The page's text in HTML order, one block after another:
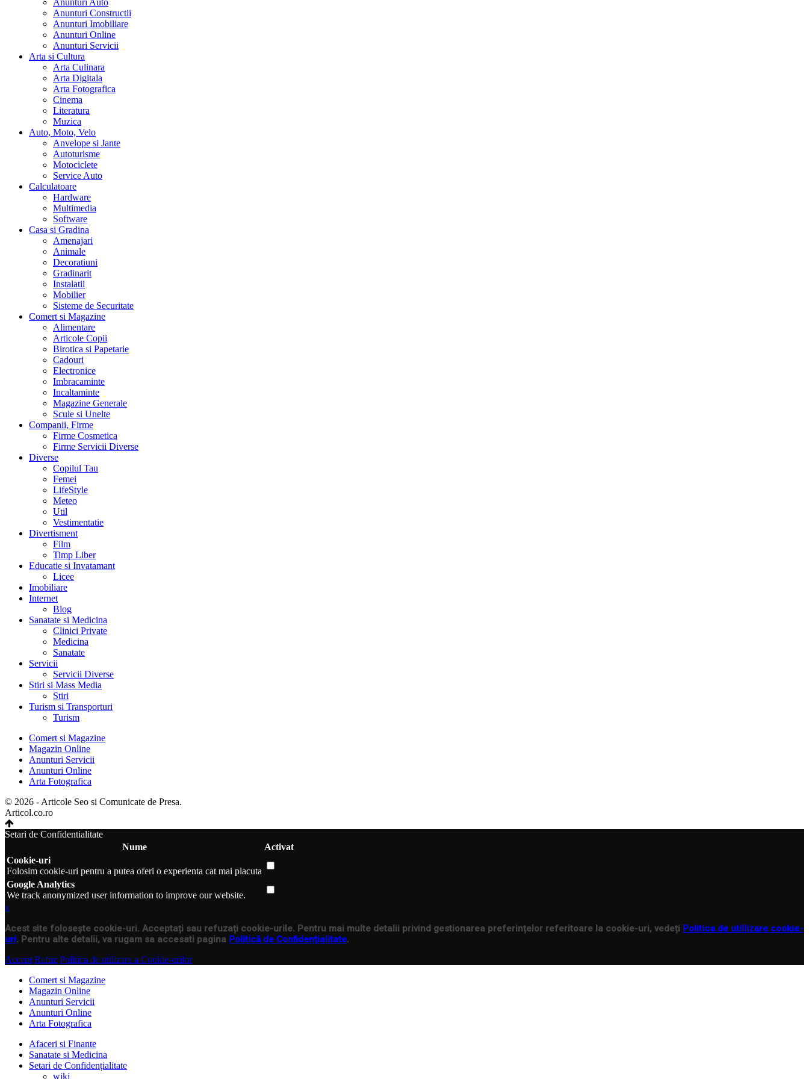
Anunturi Constructii
Anunturi Imobiliare
Anunturi Online
Anunturi Servicii
Arta si Cultura
Arta Culinara
Arta Digitala
Arta Fotografica
Cinema
Literatura
Muzica
Auto, Moto, Velo
Anvelope si Jante
Autoturisme
Motociclete
Service Auto
Calculatoare
Hardware
Multimedia
Software
Casa si Gradina
Amenajari
Animale
Decoratiuni
Gradinarit
Instalatii
Mobilier
Sisteme de Securitate
Comert si Magazine
Alimentare
Articole Copii
Birotica si Papetarie
Cadouri
Electronice
Imbracaminte
Incaltaminte
Magazine Generale
Scule si Unelte
Companii, Firme
Firme Cosmetica
Firme Servicii Diverse
Diverse
Copilul Tau
Femei
LifeStyle
Meteo
Util
Vestimentatie
Divertisment
Film
Timp Liber
Educatie si Invatamant
Licee
Imobiliare
Internet
Blog
Sanatate si Medicina
Clinici Private
Medicina
Sanatate
Servicii
Servicii Diverse
Stiri si Mass Media
Stiri
Turism si Transporturi
Turism
Comert si Magazine
Magazin Online
Anunturi Servicii
Anunturi Online
Arta Fotografica
© 2026 - Articole Seo si Comunicate de Presa.
Articol.co.ro
Setari de Confidentialitate
Nume
Activat
Cookie-uri
Folosim cookie-uri pentru a putea oferi o experienta cat mai placuta
Google Analytics
We track anonymized user information to improve our website.
x
Acest site folosește cookie-uri. Acceptați sau refuzați cookie-urile. Pentru mai multe detalii privind gestionarea preferințelor referitoare la cookie-uri, vedeți Politica de utillizare cookie-
uri. Pentru alte detalii, va rugam sa accesati pagina Politică de Confidențialitate.
Accept Refuz Politica de utilizare a Cookie-urilor
Comert si Magazine
Magazin Online
Anunturi Servicii
Anunturi Online
Arta Fotografica
Afaceri si Finante
Sanatate si Medicina
Setari de Confidențialitate
wiki